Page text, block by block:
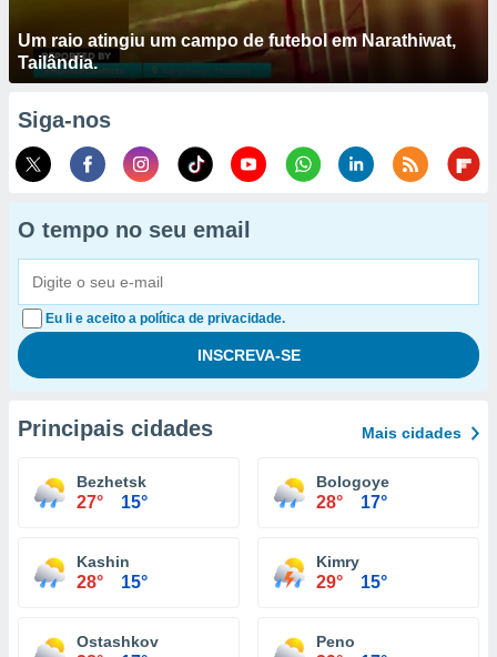
Um raio atingiu um campo de futebol em Narathiwat,
Tailândia.
Siga-nos
O tempo no seu email
Eu li e aceito a política de privacidade.
Principais cidades Mais cidades
Bezhetsk
27° 15°
Bologoye
28° 17°
Kashin
28° 15°
Kimry
29° 15°
Ostashkov Peno